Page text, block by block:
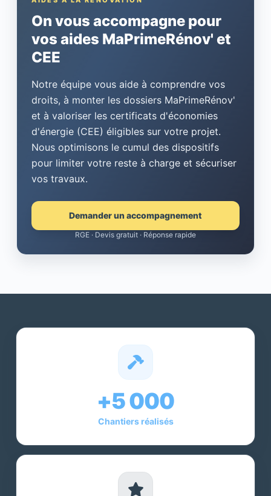
On vous accompagne pour
vos aides MaPrimeRénov' et
CEE
Notre équipe vous aide à comprendre vos
droits, à monter les dossiers MaPrimeRénov'
et à valoriser les certificats d'économies
d'énergie (CEE) éligibles sur votre projet.
Nous optimisons le cumul des dispositifs
pour limiter votre reste à charge et sécuriser
vos travaux.
Demander un accompagnement
RGE · Devis gratuit · Réponse rapide
+5 000
Chantiers réalisés